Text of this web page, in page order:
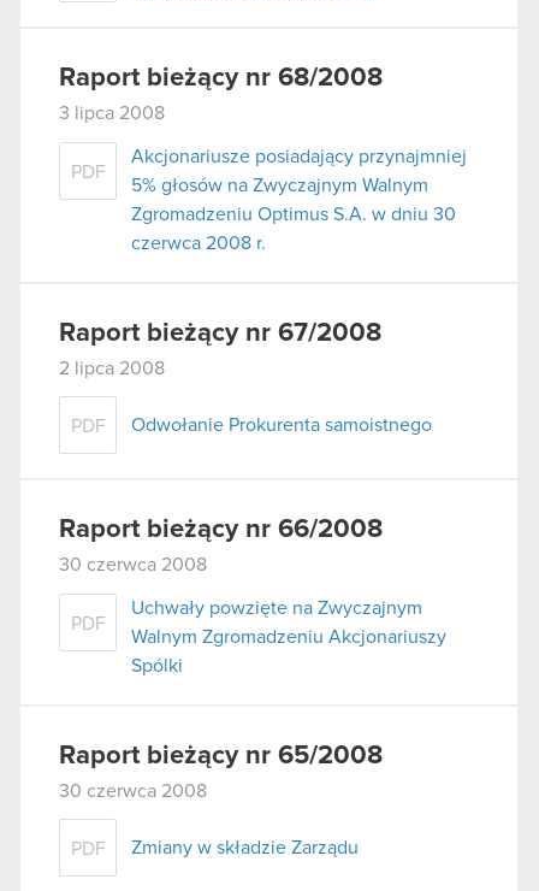
Raport bieżący nr 68/2008
3 lipca 2008
PDF
Akcjonariusze posiadający przynajmniej
5% głosów na Zwyczajnym Walnym
Zgromadzeniu Optimus S.A. w dniu 30
czerwca 2008 r.
Raport bieżący nr 67/2008
2 lipca 2008
PDF Odwołanie Prokurenta samoistnego
Raport bieżący nr 66/2008
30 czerwca 2008
PDF
Uchwały powzięte na Zwyczajnym
Walnym Zgromadzeniu Akcjonariuszy
Spólki
Raport bieżący nr 65/2008
30 czerwca 2008
PDF Zmiany w składzie Zarządu